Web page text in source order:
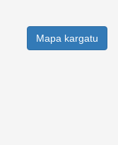
Mapa kargatu